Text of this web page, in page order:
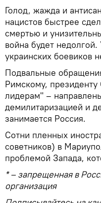
Голод, жажда и
нацистов быстрее
смертью и
война будет
украинских боевиков
Подвальные
Римскому,
лидерам" –
демилитаризацией и
занимается Россия.
Сотни пленных
советников) в
проблемой Запада,
* – запрещенная в
организация